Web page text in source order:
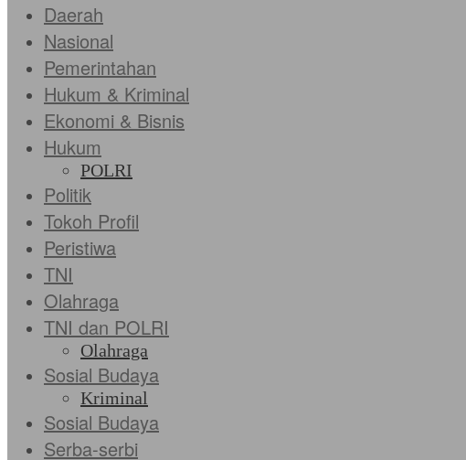
Daerah
Nasional
Pemerintahan
Hukum & Kriminal
Ekonomi & Bisnis
Hukum
POLRI
Politik
Tokoh Profil
Peristiwa
TNI
Olahraga
TNI dan POLRI
Olahraga
Sosial Budaya
Kriminal
Sosial Budaya
Serba-serbi